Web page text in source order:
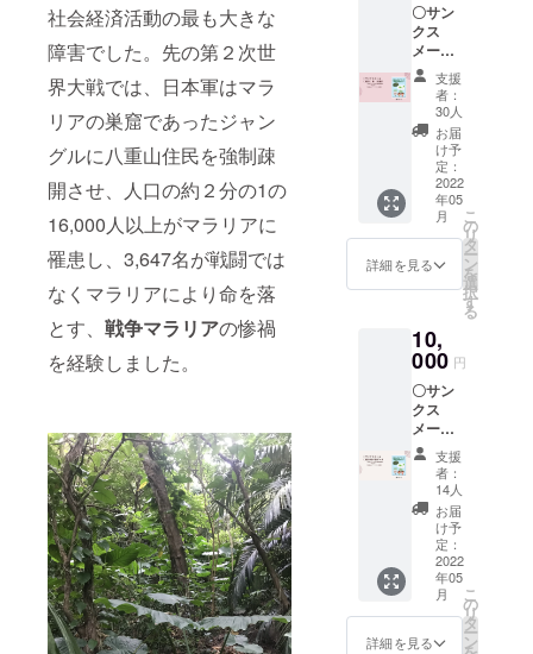
社会経済活動の最も大きな
障害でした。先の第２次世
界大戦では、日本軍はマラ
リアの巣窟であったジャン
グルに八重山住民を強制疎
開させ、人口の約２分の1の
16,000人以上がマラリアに
罹患し、3,647名が戦闘では
なくマラリアにより命を落
とす、 戦争マラリアの惨禍
を経験しました。
〇サン
クス
メール
〇絵本
「八重
山のマ
ラリ
ア」(仮
題）
B5版
24P カ
ラー 八
重山の
マラリ
アの歴
史の絵
ラリア
と闘っ
た人々
に焦点
を当て
なが
ら、感
染症の
ない世
界へ向
けて一
人一人
が何を
すべき
かを問
いま
す。今
支援
者：
30人
お届
け予
定：
2022
年05
月
詳細を見る
こ
の
リ
タ
ー
ン
を
選
択
す
る
10,
000 円
〇サン
クス
メール
〇絵本
「八重
山のマ
ラリ
ア」
（仮
題）
PDF
データ
PDF
データ
支援
者：
14人
お届
け予
定：
2022
年05
月
詳細を見る
こ
の
リ
タ
ー
ン